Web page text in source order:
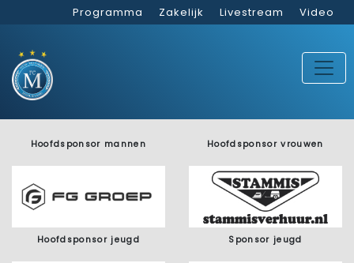
Programma Zakelijk Livestream Video
Hoofdsponsor mannen Hoofdsponsor vrouwen
Hoofdsponsor jeugd Sponsor jeugd